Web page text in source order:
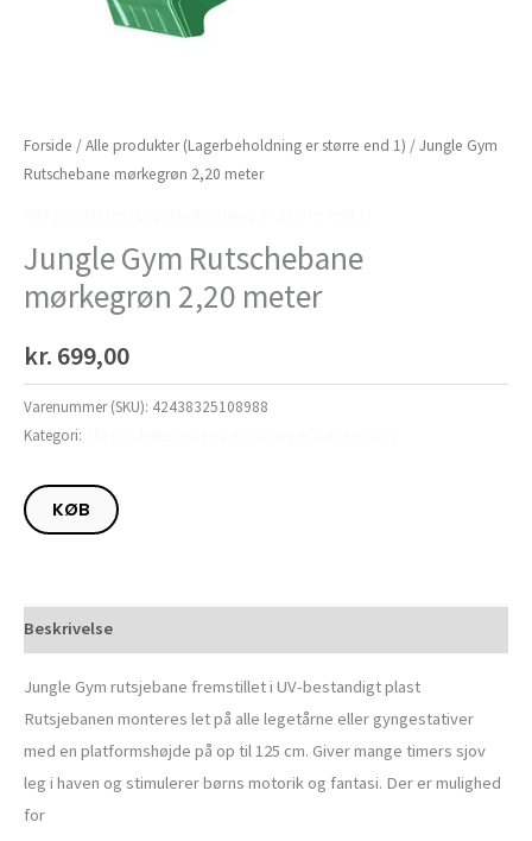
Forside /Alle produkter (Lagerbeholdning er større end 1) / Jungle Gym
Rutschebane mørkegrøn 2,20 meter
Jungle Gym Rutschebane
mørkegrøn 2,20 meter
kr. 699,00
Varenummer (SKU): 42438325108988
Kategori:
KØB
Beskrivelse
Jungle Gym rutsjebane fremstillet i UV-bestandigt plast
Rutsjebanen monteres let på alle legetårne eller gyngestativer
med en platformshøjde på op til 125 cm. Giver mange timers sjov
leg i haven og stimulerer børns motorik og fantasi. Der er mulighed
for